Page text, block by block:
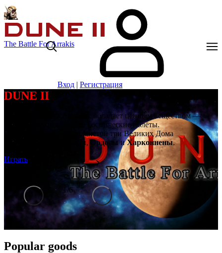
The Battle For Arrakis
Вход | Регистрация
DUNE II
Далёкая планета Арракис обладает ценным веществом —
спайсом, сокращающим космические полёты.
Борются за владение планетой три Великих Дома
Ландсраада:
Атрейдесы, ОрдосыиХарконнены.
Играть
1/6
Popular goods